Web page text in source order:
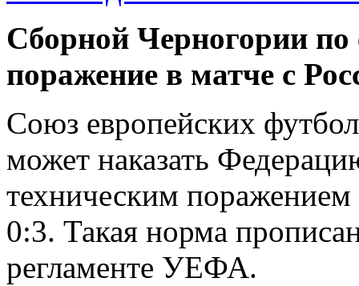
Сборной Черногории по
поражение в матче с
Союз европейских
может наказать
техническим
0:3. Такая норма
регламенте УЕФА.